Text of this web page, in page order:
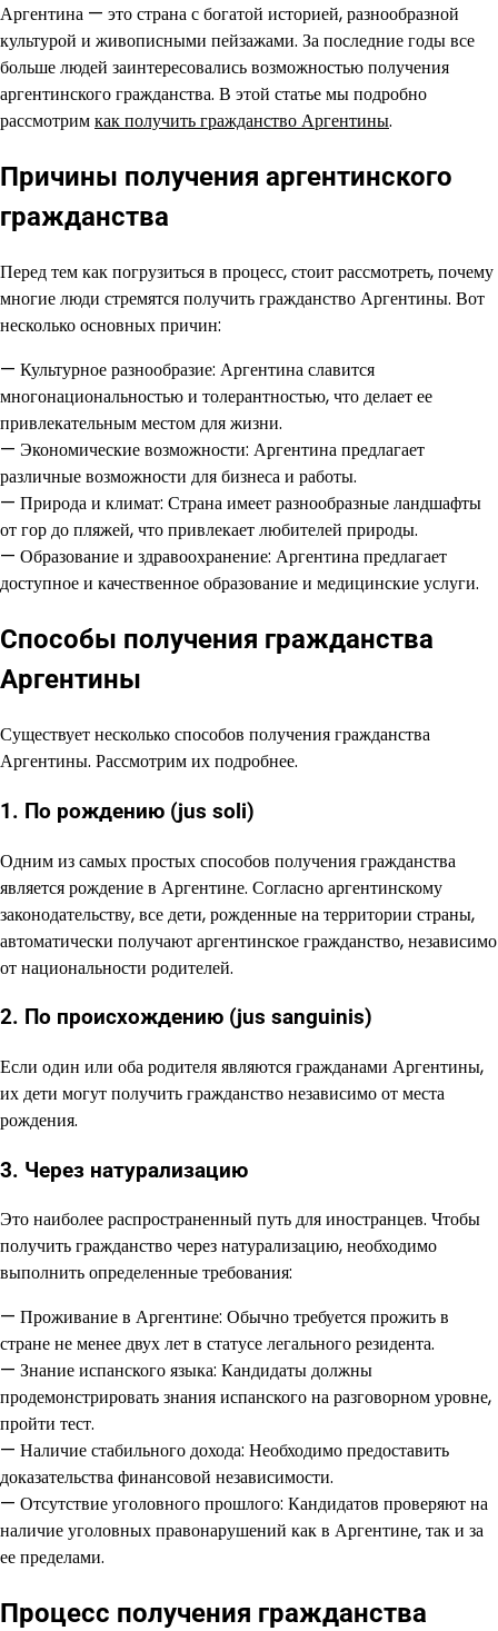
Аргентина — это страна с богатой историей, разнообразной
культурой и живописными пейзажами. За последние годы все
больше людей заинтересовались возможностью получения
аргентинского гражданства. В этой статье мы подробно
рассмотримкак получить гражданство Аргентины.
Причины получения аргентинского
гражданства
Перед тем как погрузиться в процесс, стоит рассмотреть, почему
многие люди стремятся получить гражданство Аргентины. Вот
несколько основных причин:
— Культурное разнообразие: Аргентина славится
многонациональностью и толерантностью, что делает ее
привлекательным местом для жизни.
— Экономические возможности: Аргентина предлагает
различные возможности для бизнеса и работы.
— Природа и климат: Страна имеет разнообразные ландшафты
от гор до пляжей, что привлекает любителей природы.
— Образование и здравоохранение: Аргентина предлагает
доступное и качественное образование и медицинские услуги.
Способы получения гражданства
Аргентины
Существует несколько способов получения гражданства
Аргентины. Рассмотрим их подробнее.
1. По рождению (jus soli)
Одним из самых простых способов получения гражданства
является рождение в Аргентине. Согласно аргентинскому
законодательству, все дети, рожденные на территории страны,
автоматически получают аргентинское гражданство, независимо
от национальности родителей.
2. По происхождению (jus sanguinis)
Если один или оба родителя являются гражданами Аргентины,
их дети могут получить гражданство независимо от места
рождения.
3. Через натурализацию
Это наиболее распространенный путь для иностранцев. Чтобы
получить гражданство через натурализацию, необходимо
выполнить определенные требования:
— Проживание в Аргентине: Обычно требуется прожить в
стране не менее двух лет в статусе легального резидента.
— Знание испанского языка: Кандидаты должны
продемонстрировать знания испанского на разговорном уровне,
пройти тест.
— Наличие стабильного дохода: Необходимо предоставить
доказательства финансовой независимости.
— Отсутствие уголовного прошлого: Кандидатов проверяют на
наличие уголовных правонарушений как в Аргентине, так и за
ее пределами.
Процесс получения гражданства